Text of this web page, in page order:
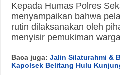
Kepada Humas Polres
menyampaikan bahwa
rutin dilaksanakan oleh
menyisir pemukiman
Baca juga: Jalin Silaturahmi &
Kapolsek Belitang Hulu